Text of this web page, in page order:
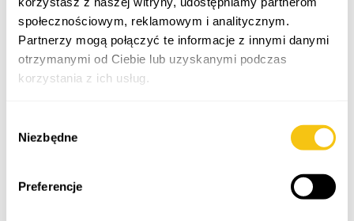
społecznościowym, reklamowym i analitycznym.
Partnerzy mogą połączyć te informacje z innymi danymi
otrzymanymi od Ciebie lub uzyskanymi podczas
korzystania z ich usług.
zgody
Niezbędne
Preferencje